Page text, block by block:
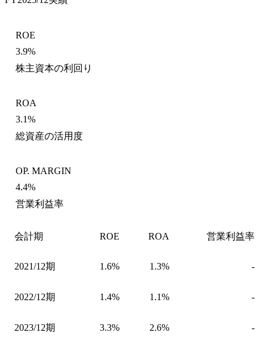
ROE
3.9%
株主資本の利回り
ROA
3.1%
総資産の活用度
OP. MARGIN
4.4%
営業利益率
会計期 ROE ROA 営業利益率
2021/12期 1.6% 1.3% -
2022/12期 1.4% 1.1% -
2023/12期 3.3% 2.6% -